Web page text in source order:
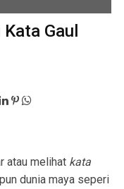
Gaul
atau melihat kata
dunia maya seperi